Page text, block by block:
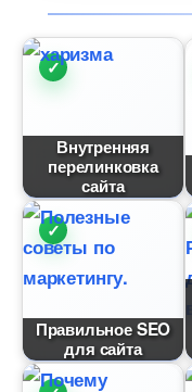
нутренняя
перелинковка
сайта
Правильное SEO
для сайта